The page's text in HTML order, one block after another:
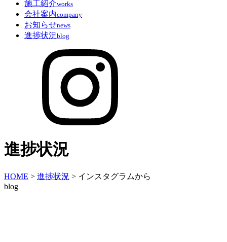
施工紹介works
会社案内company
お知らせnews
進捗状況blog
進捗状況
HOME > 進捗状況 > インスタグラムから
blog